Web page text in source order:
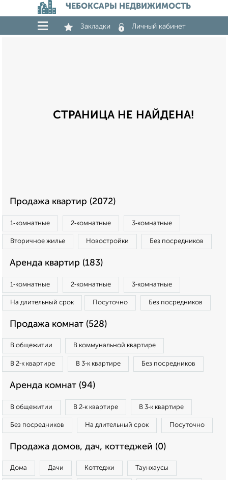
ЧЕБОКСАРЫ НЕДВИЖИМОСТЬ
Закладки Личный кабинет
СТРАНИЦА НЕ НАЙДЕНА!
Продажа квартир (2072)
1‑комнатные 2‑комнатные 3‑комнатные
Вторичное жилье Новостройки Без посредников
Аренда квартир (183)
1‑комнатные 2‑комнатные 3‑комнатные
На длительный срок Посуточно Без посредников
Продажа комнат (528)
В общежитии В коммунальной квартире
В 2‑к квартире В 3‑к квартире Без посредников
Аренда комнат (94)
В общежитии В 2‑к квартире В 3‑к квартире
Без посредников На длительный срок Посуточно
Продажа домов, дач, коттеджей (0)
Дома Дачи Коттеджи Таунхаусы